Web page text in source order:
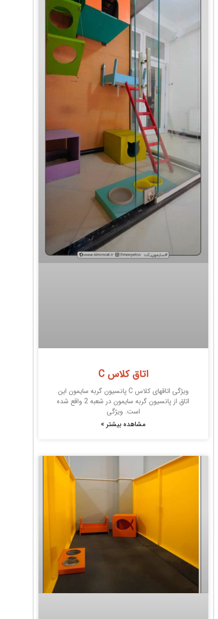
اتاق کلاس C
ویژگی اتاقهای کلاس C پانسیون گربه سایمون این
اتاق از پانسیون گربه سایمون در شعبه 2 واقع شده
است. ویژگی
مشاهده بیشتر »